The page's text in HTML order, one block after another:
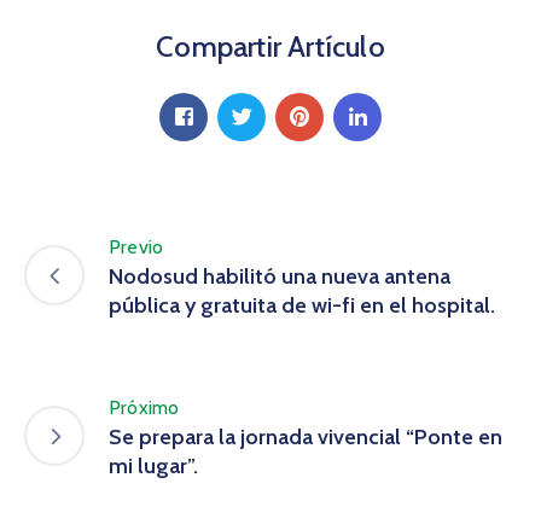
Compartir Artículo
Previo
Nodosud habilitó una nueva antena
pública y gratuita de wi-fi en el hospital.
Próximo
Se prepara la jornada vivencial “Ponte en
mi lugar”.